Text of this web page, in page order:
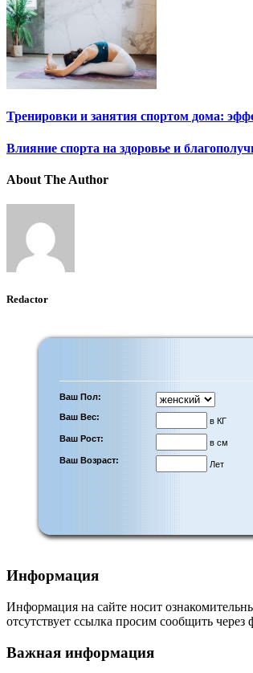
Тренировки и занятия спортом дома:
Влияние спорта на здоровье и
About The Author
Redactor
Ваш Пол:
Ваш Вес:
в КГ
Ваш Рост:
в см
Ваш Возраст:
Лет
Информация
Информация на сайте носит
отсутствует ссылка просим сообщить через
Важная информация